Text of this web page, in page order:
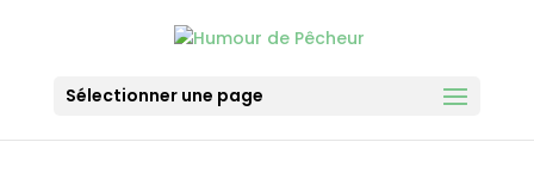
Sélectionner une page